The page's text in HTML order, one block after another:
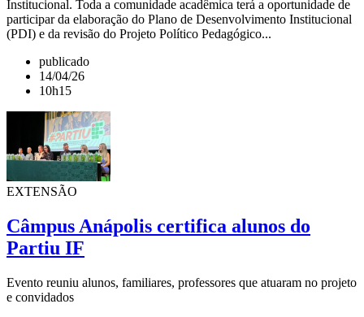
Institucional. Toda a comunidade acadêmica terá a oportunidade de
participar da elaboração do Plano de Desenvolvimento Institucional
(PDI) e da revisão do Projeto Político Pedagógico...
publicado
14/04/26
10h15
EXTENSÃO
Câmpus Anápolis certifica alunos do
Partiu IF
Evento reuniu alunos, familiares, professores que atuaram no projeto
e convidados